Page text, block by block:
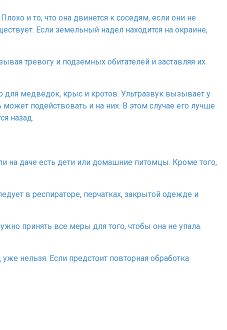
и то, что она двинется к соседям, если они не
Если земельный надел находится на окраине,
тревогу и подземных обитателей и заставляя их
медведок, крыс и кротов. Ультразвук вызывает у
подействовать и на них. В этом случае его лучше
назад.
даче есть дети или домашние питомцы. Кроме того,
в респираторе, перчатках, закрытой одежде и
принять все меры для того, чтобы она не упала.
нельзя. Если предстоит повторная обработка